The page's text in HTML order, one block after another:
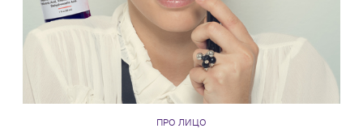
ПРО ЛИЦО